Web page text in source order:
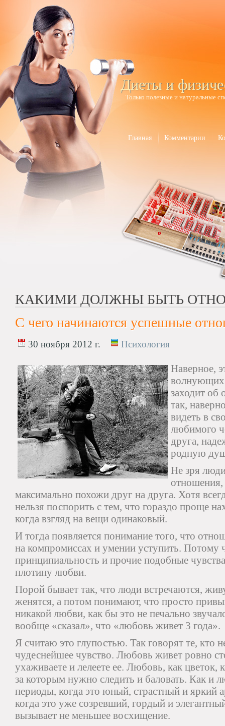
Диеты и
Только полезные и натуральные
Главная Комментарии
КАКИМИ ДОЛЖНЫ БЫТЬ
С чего начинаются успешные
30 ноября 2012 г. Психология
Наверное,
волнующих
заходит об
так,
видеть в
любимого
друга,
родную
Не зря
максимально похожи друг на друга. Хотя
нельзя поспорить с тем, что гораздо проще
когда взгляд на вещи одинаковый.
И тогда появляется понимание того, что
на компромиссах и умении уступить. Потому
принципиальность и прочие подобные
плотину любви.
Порой бывает так, что люди встречаются,
женятся, а потом понимают, что просто
никакой любви, как бы это не печально
вообще «сказал», что «любовь живет 3 года».
Я считаю это глупостью. Так говорят те, кто
чудеснейшее чувство. Любовь живет ровно
ухаживаете и лелеете ее. Любовь, как
за которым нужно следить и баловать. Как и
периоды, когда это юный, страстный и яркий
когда это уже созревший, гордый и
вызывает не меньшее восхищение.